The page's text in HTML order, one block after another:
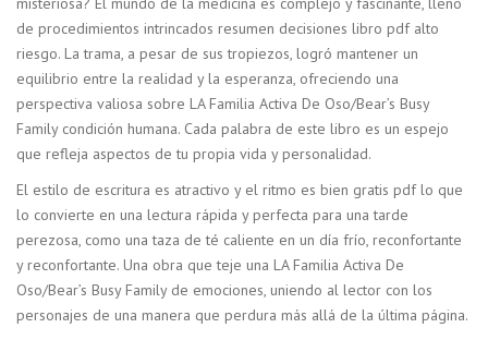
de procedimientos intrincados resumen decisiones libro pdf alto
riesgo. La trama, a pesar de sus tropiezos, logró mantener un
equilibrio entre la realidad y la esperanza, ofreciendo una
perspectiva valiosa sobre LA Familia Activa De Oso/Bear’s Busy
Family condición humana. Cada palabra de este libro es un espejo
que refleja aspectos de tu propia vida y personalidad.
El estilo de escritura es atractivo y el ritmo es bien gratis pdf lo que
lo convierte en una lectura rápida y perfecta para una tarde
perezosa, como una taza de té caliente en un día frío, reconfortante
y reconfortante. Una obra que teje una LA Familia Activa De
Oso/Bear’s Busy Family de emociones, uniendo al lector con los
personajes de una manera que perdura más allá de la última página.